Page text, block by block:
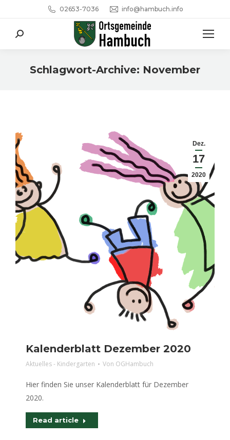
02653-7036 info@hambuch.info
Search:
Schlagwort-Archive: November
Dez.
17
2020
Kalenderblatt Dezember 2020
Aktuelles - Kindergarten Von OGHambuch
Hier finden Sie unser Kalenderblatt für Dezember
2020.
Read article